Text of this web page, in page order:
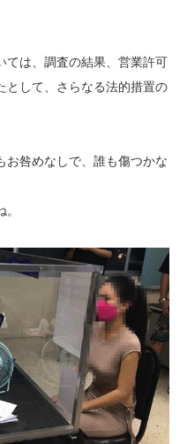
ては、調査の結果、営業許可
として、さらなる法的措置の
お咎めなしで、誰も傷つかな